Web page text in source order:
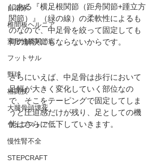
自衛隊
椎間板ヘルニア
変形性膝関節症
フットサル
野球
格闘技
大腿骨頭壊死
ウェブストア
慢性腎不全
STEPCRAFT
にある『横足根関節（距舟関節+踵立方
関節）』（緑の線）の柔軟性によるも
のなので、中足骨を絞って固定しても
何の解決にもならないからです。
さらにいえば、中足骨は歩行において
足幅が大きく変化していく部位なの
で、そこをテーピングで固定してしま
うと圧迫感だけが残り、足としての機
能はさらに低下していきます。